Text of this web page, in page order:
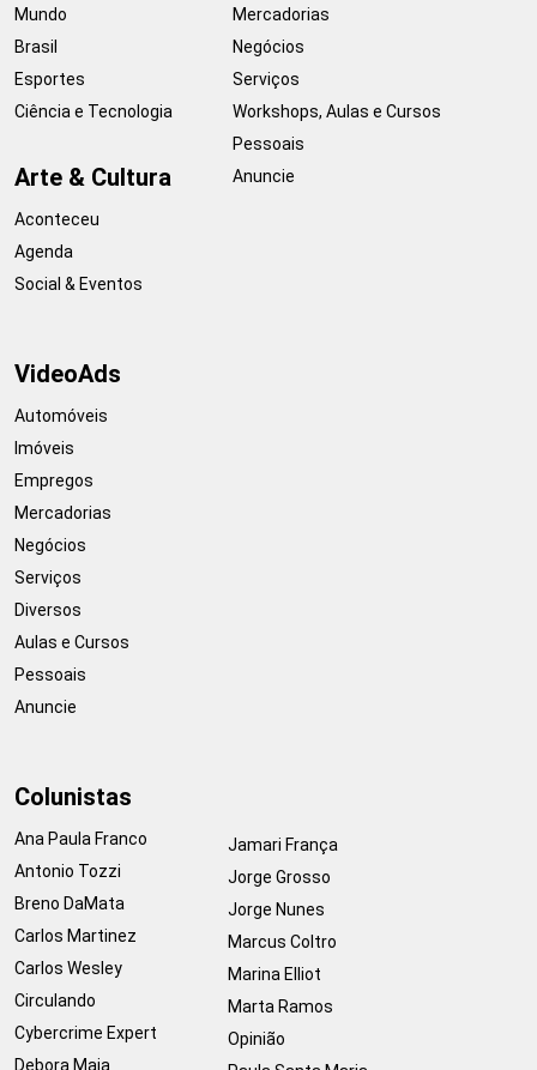
Mundo
Brasil
Esportes
Ciência e Tecnologia
Arte & Cultura
Aconteceu
Agenda
Social & Eventos
Mercadorias
Negócios
Serviços
Workshops, Aulas e Cursos
Pessoais
Anuncie
VideoAds
Automóveis
Imóveis
Empregos
Mercadorias
Negócios
Serviços
Diversos
Aulas e Cursos
Pessoais
Anuncie
Colunistas
Ana Paula Franco
Antonio Tozzi
Breno DaMata
Carlos Martinez
Carlos Wesley
Circulando
Cybercrime Expert
Debora Maia
Jamari França
Jorge Grosso
Jorge Nunes
Marcus Coltro
Marina Elliot
Marta Ramos
Opinião